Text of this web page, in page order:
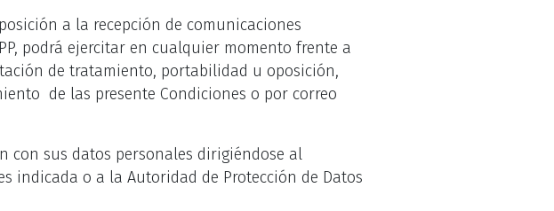
a la recepción de comunicaciones
podrá ejercitar en cualquier momento frente a
de tratamiento, portabilidad u oposición,
de las presente Condiciones o por correo
con sus datos personales dirigiéndose al
indicada o a la Autoridad de Protección de Datos